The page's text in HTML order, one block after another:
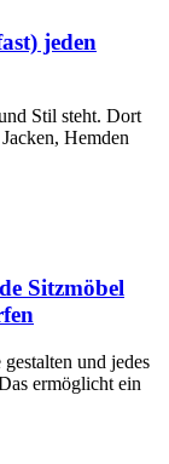
jeden
Stil steht. Dort
Hemden
Sitzmöbel
und jedes
ermöglicht ein